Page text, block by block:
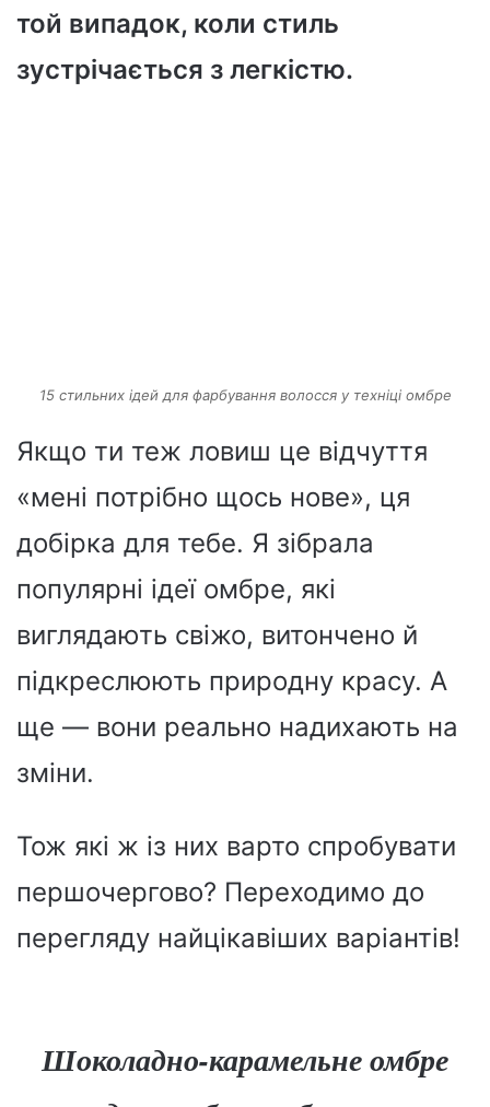
той випадок, коли стиль
зустрічається з легкістю.
15 стильних ідей для фарбування волосся у техніці омбре
Якщо ти теж ловиш це відчуття
«мені потрібно щось нове», ця
добірка для тебе. Я зібрала
популярні ідеї омбре, які
виглядають свіжо, витончено й
підкреслюють природну красу. А
ще — вони реально надихають на
зміни.
Тож які ж із них варто спробувати
першочергово? Переходимо до
перегляду найцікавіших варіантів!
Шоколадно-карамельне омбре